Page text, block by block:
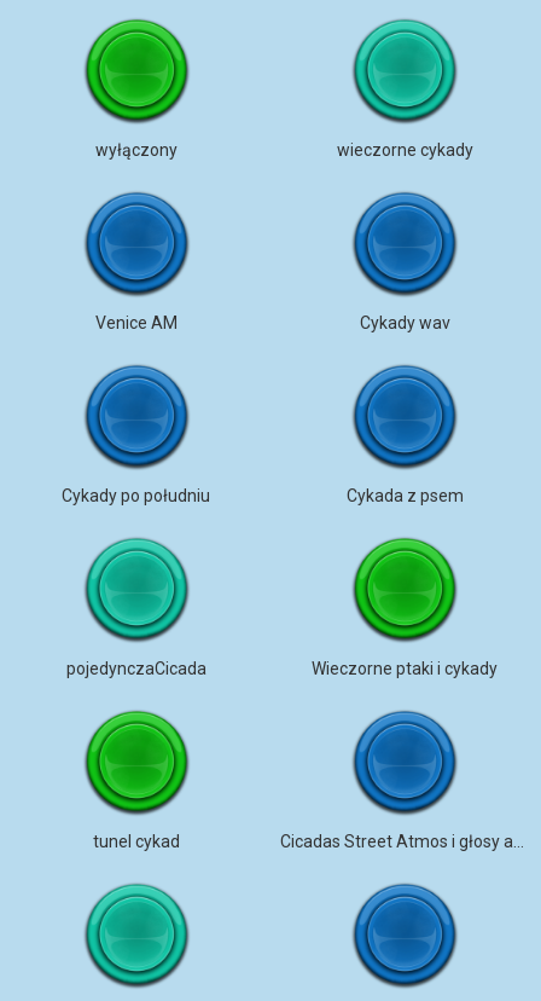
wyłączony wieczorne cykady
Venice AM Cykady wav
Cykady po południu Cykada z psem
pojedynczaCicada Wieczorne ptaki i cykady
tunel cykad